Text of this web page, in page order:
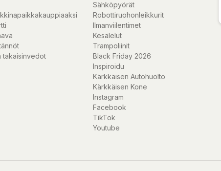
imponerar
för
trimning av
takaisinvedot
Sähköpyörät
Robottiruohonleikkurit
Ilmanviilentimet
Kesälelut
Trampoliinit
Black Friday 2026
Inspiroidu
Kärkkäisen Autohuolto
Kärkkäisen Kone
Instagram
Facebook
TikTok
Youtube